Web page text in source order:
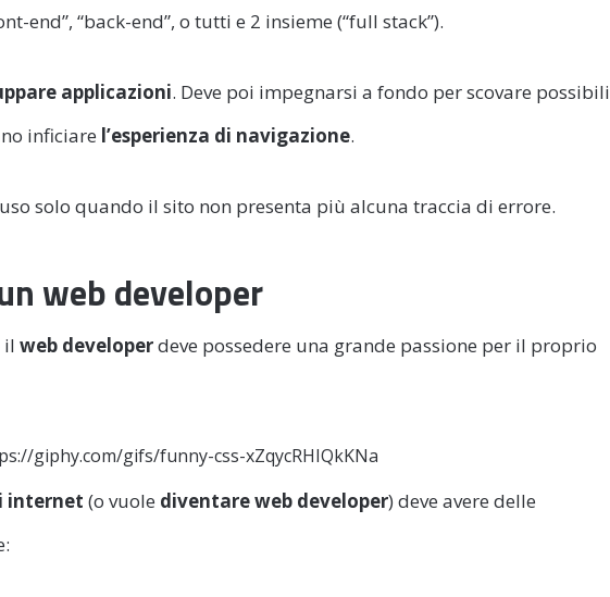
end”, “back-end”, o tutti e 2 insieme (“full stack”).
applicazioni. Deve poi impegnarsi a fondo per scovare possibili
inficiare l’esperienza di navigazione.
solo quando il sito non presenta più alcuna traccia di errore.
web developer
il web developerdeve possedere una grande passione per il proprio
giphy.com/gifs/funny-css-xZqycRHIQkKNa
internet (o vuole diventare web developer) deve avere delle